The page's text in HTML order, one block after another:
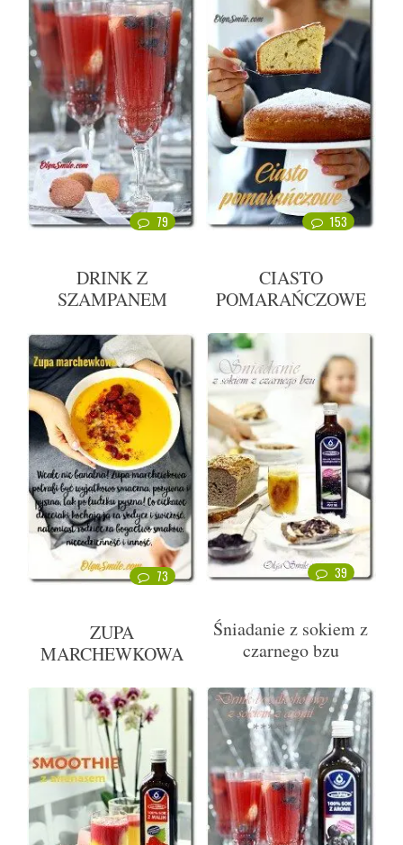
79
DRINK Z
SZAMPANEM
153
CIASTO
POMARAŃCZOWE
73
ZUPA
MARCHEWKOWA
39
Śniadanie z sokiem z
czarnego bzu